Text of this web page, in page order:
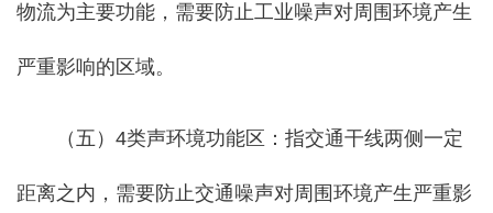
物流为主要功能，需要防止工业噪声对周围环境产生
严重影响的区域。
（五）4类声环境功能区：指交通干线两侧一定
距离之内，需要防止交通噪声对周围环境产生严重影